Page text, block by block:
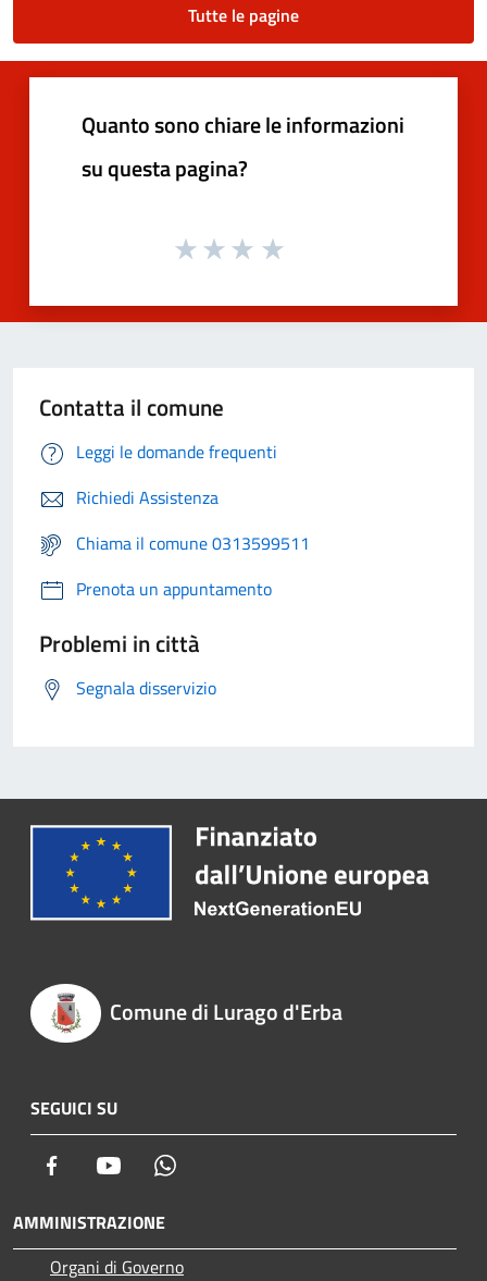
Tutte le pagine
Quanto sono chiare le informazioni
su questa pagina?
Contatta il comune
Leggi le domande frequenti
Richiedi Assistenza
Chiama il comune 0313599511
Prenota un appuntamento
Problemi in città
Segnala disservizio
Comune di Lurago d'Erba
SEGUICI SU
Facebook Youtube
AMMINISTRAZIONE
Organi di Governo